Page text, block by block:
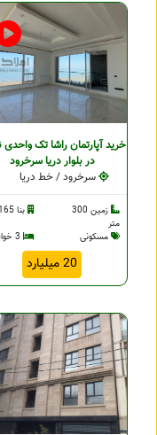
خرید آپارتمان راشا تک واحدی
در بلوار دریا سرخرود
سرخرود / خط دریا
زمین 300
متر
بنا 165 متر
مسکونی
20 میلیارد